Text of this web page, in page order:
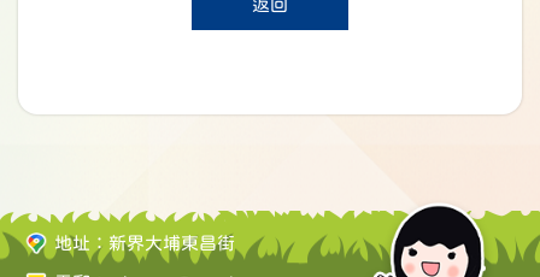
返回
地址：新界大埔東昌街